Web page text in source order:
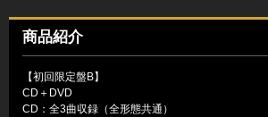
商品紹介
【初回限定盤B】
CD＋DVD
CD：全3曲収録（全形態共通）